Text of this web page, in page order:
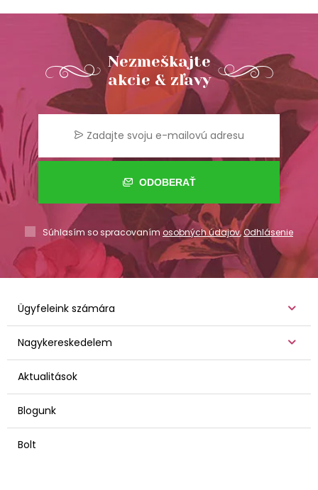
Nezmeškajte
akcie & zľavy
ODOBERAŤ
Súhlasím so spracovaním osobných údajov,Odhlásenie
Ügyfeleink számára
Nagykereskedelem
Aktualitások
Blogunk
Bolt